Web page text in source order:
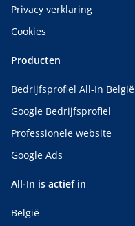
Privacy verklaring
Cookies
Producten
Bedrijfsprofiel All-In België
Google Bedrijfsprofiel
Professionele website
Google Ads
All-In is actief in
België